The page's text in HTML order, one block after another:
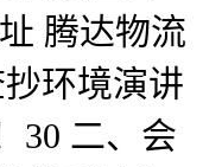
腾达物流
环境演讲
30 二、会